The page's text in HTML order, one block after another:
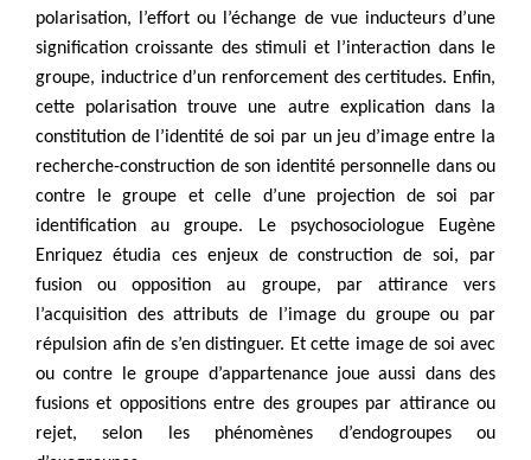
polarisation, l’effort ou l’échange de vue inducteurs d’une
signification croissante des stimuli et l’interaction dans le
groupe, inductrice d’un renforcement des certitudes. Enfin,
cette polarisation trouve une autre explication dans la
constitution de l’identité de soi par un jeu d’image entre la
recherche-construction de son identité personnelle dans ou
contre le groupe et celle d’une projection de soi par
identification au groupe. Le psychosociologue Eugène
Enriquez étudia ces enjeux de construction de soi, par
fusion ou opposition au groupe, par attirance vers
l’acquisition des attributs de l’image du groupe ou par
répulsion afin de s’en distinguer. Et cette image de soi avec
ou contre le groupe d’appartenance joue aussi dans des
fusions et oppositions entre des groupes par attirance ou
rejet, selon les phénomènes d’endogroupes ou